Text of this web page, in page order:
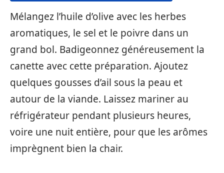
Mélangez l’huile d’olive avec les herbes
aromatiques, le sel et le poivre dans un
grand bol. Badigeonnez généreusement la
canette avec cette préparation. Ajoutez
quelques gousses d’ail sous la peau et
autour de la viande. Laissez mariner au
réfrigérateur pendant plusieurs heures,
voire une nuit entière, pour que les arômes
imprègnent bien la chair.